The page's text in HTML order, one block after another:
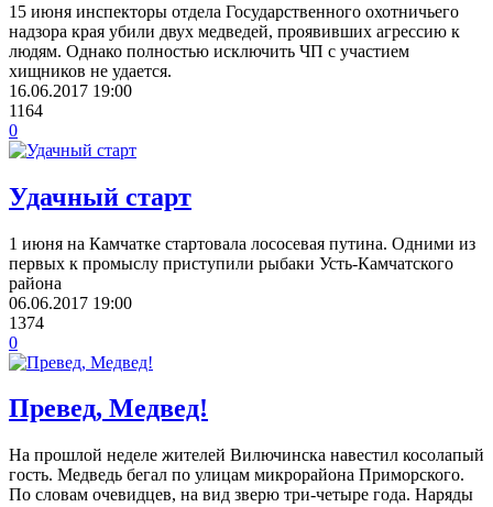
15 июня инспекторы отдела Государственного охотничьего
надзора края убили двух медведей, проявивших агрессию к
людям. Однако полностью исключить ЧП с участием
хищников не удается.
16.06.2017 19:00
1164
0
Удачный старт
1 июня на Камчатке стартовала лососевая путина. Одними из
первых к промыслу приступили рыбаки Усть-Камчатского
района
06.06.2017 19:00
1374
0
Превед, Медвед!
На прошлой неделе жителей Вилючинска навестил косолапый
гость. Медведь бегал по улицам микрорайона Приморского.
По словам очевидцев, на вид зверю три-четыре года. Наряды